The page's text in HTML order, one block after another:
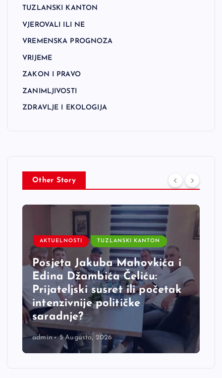
TUZLANSKI KANTON
VJEROVALI ILI NE
VREMENSKA PROGNOZA
VRIJEME
ZAKON I PRAVO
ZANIMLJIVOSTI
ZDRAVLJE I EKOLOGIJA
Other Story
AKTUELNOSTI TUZLANSKI KANTON
Posjeta Jakuba Mahovkića i
Edina Džambića Čeliću:
Prijateljski susret ili početak
intenzivnije političke
saradnje?
admin 5 Augusta, 2026